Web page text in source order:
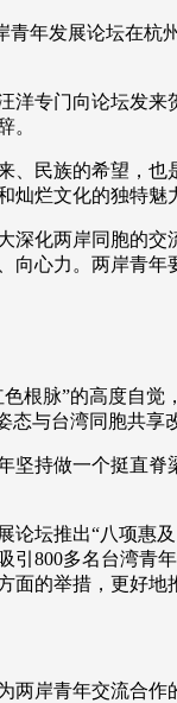
直播中国 熊
年世界杯
生活体育大会
生态环境 一带一路
目单 栏目 片库
青年发展论坛在杭
洋专门向论坛发
。
、民族的希望，
灿烂文化的独特
深化两岸同胞的
向心力。两岸青
根脉”的高度自
态与台湾同胞共
坚持做一个挺直
论坛推出“八项惠
引800多名台湾青
面的举措，更好
两岸青年交流合